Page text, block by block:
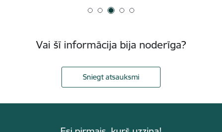
Vai šī informācija bija noderīga?
Sniegt atsauksmi